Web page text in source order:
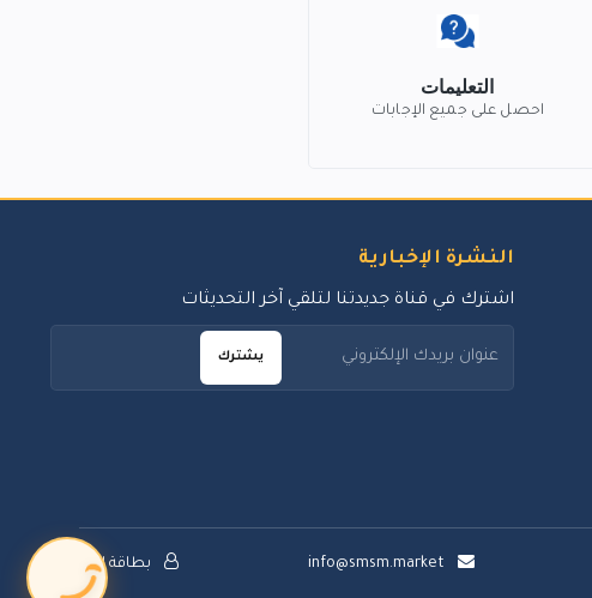
التعليمات
احصل على جميع الإجابات
النشرة الإخبارية
اشترك في قناة جديدتنا لتلقي آخر التحديثات
يشترك
info@smsm.market بطاقة الدعم